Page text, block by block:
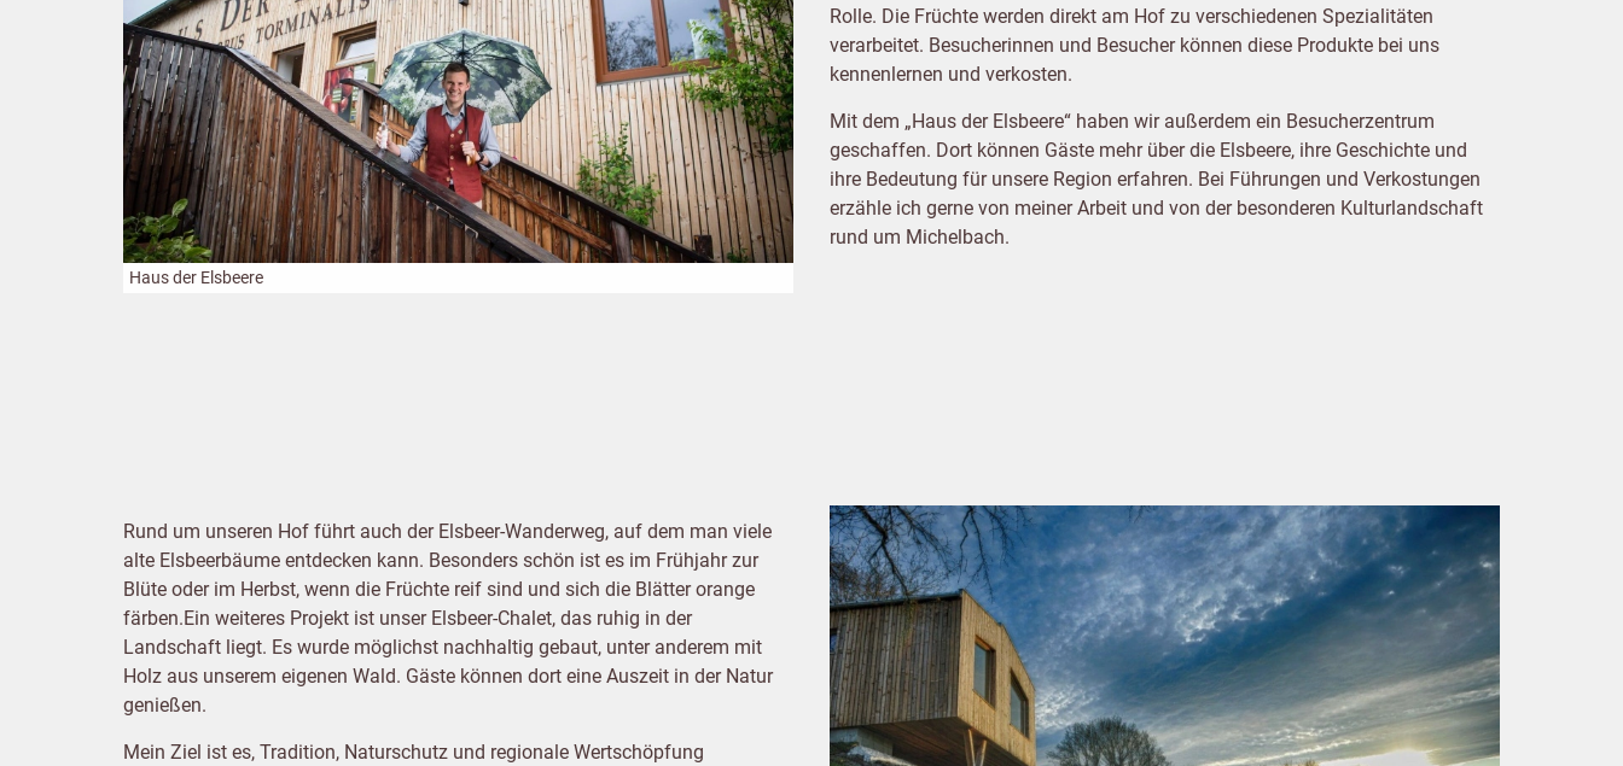
Rolle. Die Früchte werden direkt am Hof zu verschiedenen Spezialitäten
verarbeitet. Besucherinnen und Besucher können diese Produkte bei uns
kennenlernen und verkosten.
Mit dem „Haus der Elsbeere“ haben wir außerdem ein Besucherzentrum
geschaffen. Dort können Gäste mehr über die Elsbeere, ihre Geschichte und
ihre Bedeutung für unsere Region erfahren. Bei Führungen und Verkostungen
erzähle ich gerne von meiner Arbeit und von der besonderen Kulturlandschaft
rund um Michelbach.
Haus der Elsbeere
Rund um unseren Hof führt auch der Elsbeer-Wanderweg, auf dem man viele
alte Elsbeerbäume entdecken kann. Besonders schön ist es im Frühjahr zur
Blüte oder im Herbst, wenn die Früchte reif sind und sich die Blätter orange
färben.Ein weiteres Projekt ist unser Elsbeer-Chalet, das ruhig in der
Landschaft liegt. Es wurde möglichst nachhaltig gebaut, unter anderem mit
Holz aus unserem eigenen Wald. Gäste können dort eine Auszeit in der Natur
genießen.
Mein Ziel ist es, Tradition, Naturschutz und regionale Wertschöpfung